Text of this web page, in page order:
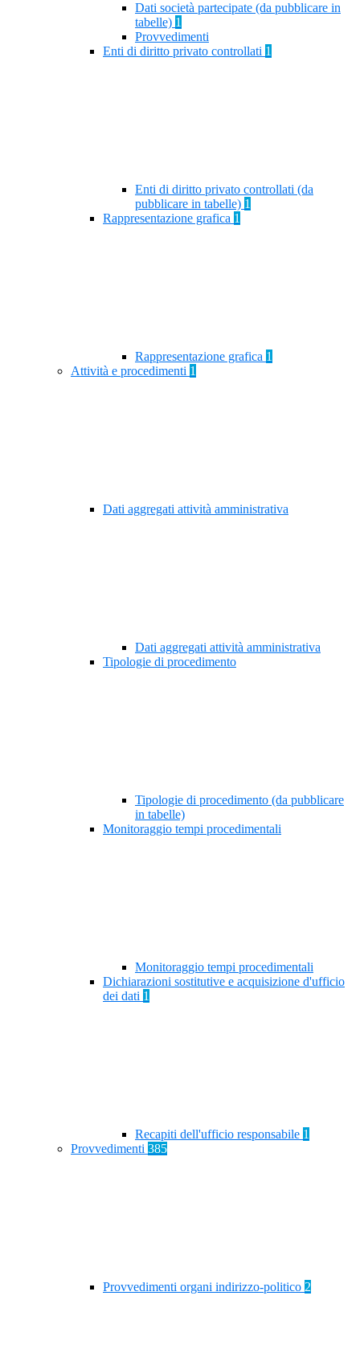
Dati società partecipate (da pubblicare in
tabelle) 1
Provvedimenti
Enti di diritto privato controllati 1
Enti di diritto privato controllati (da
pubblicare in tabelle) 1
Rappresentazione grafica 1
Rappresentazione grafica 1
Attività e procedimenti 1
Dati aggregati attività amministrativa
Dati aggregati attività amministrativa
Tipologie di procedimento
Tipologie di procedimento (da pubblicare
in tabelle)
Monitoraggio tempi procedimentali
Monitoraggio tempi procedimentali
Dichiarazioni sostitutive e acquisizione d'ufficio
dei dati 1
Recapiti dell'ufficio responsabile 1
Provvedimenti 385
Provvedimenti organi indirizzo-politico 2